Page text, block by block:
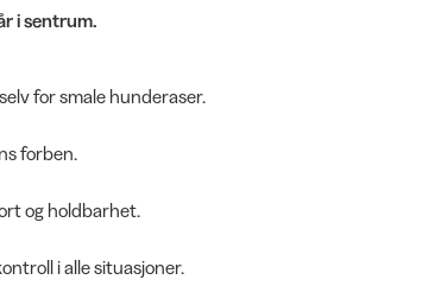
i sentrum.
for smale hunderaser.
forben.
og holdbarhet.
i alle situasjoner.